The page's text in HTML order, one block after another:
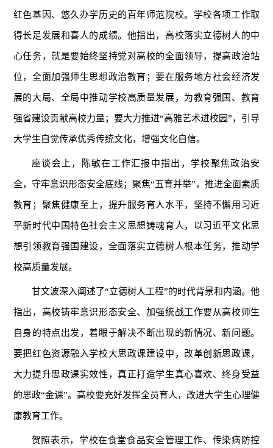
红色基因、悠久办学历史的百年师范院校。学校各项工作取
得长足发展和喜人的成绩。他指出，高校落实立德树人的中
心任务，就是要始终坚持党对高校的全面领导，提高政治站
位，全面加强师生思想政治教育；要在服务地方社会经济发
展的大局、全局中推动学校高质量发展，为教育强国、教育
强省建设贡献高校力量；要大力推进“高雅艺术进校园”，引导
大学生自觉传承优秀传统文化，增强文化自信。
座谈会上，陈敏在工作汇报中指出，学校聚焦政治安
全，守牢意识形态安全底线；聚焦“五育并举”，推进全面素质
教育；聚焦健康至上，提升服务育人水平，坚持不懈用习近
平新时代中国特色社会主义思想铸魂育人，以习近平文化思
想引领教育强国建设，全面落实立德树人根本任务，推动学
校高质量发展。
甘文波深入阐述了“立德树人工程”的时代背景和内涵。他
指出，高校铸牢意识形态安全、加强统战工作要从高校师生
自身的特点出发，着眼于解决不断出现的新情况、新问题。
要把红色资源融入学校大思政课建设中，改革创新思政课，
大力提升思政课实效性，真正打造学生真心喜欢、终身受益
的思政“金课”。高校要充好发挥全员育人，改进大学生心理健
康教育工作。
贺照表示，学校在食堂食品安全管理工作、传染病防控